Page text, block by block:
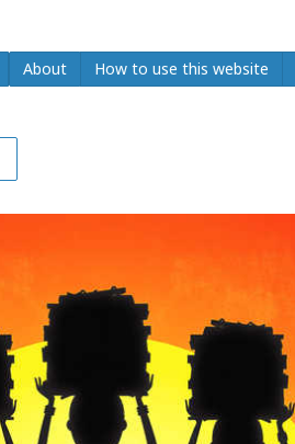
About How to use this website